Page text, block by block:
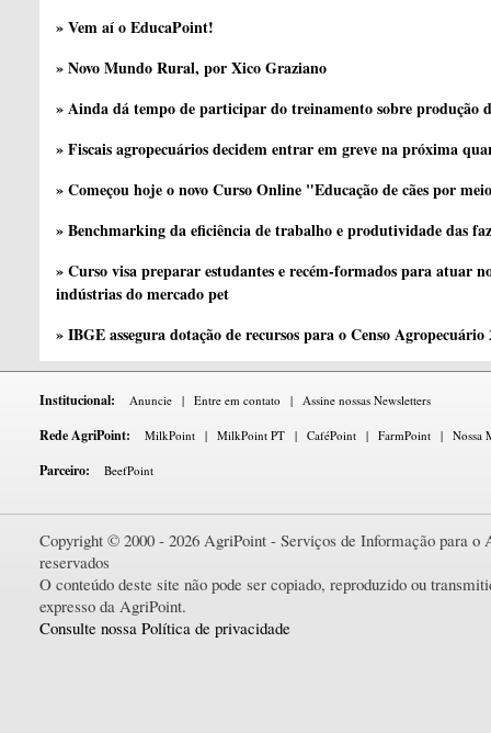
» Vem aí o EducaPoint!
» Novo Mundo Rural, por Xico Graziano
» Ainda dá tempo de participar do treinamento sobre produção
» Fiscais agropecuários decidem entrar em greve na próxima
» Começou hoje o novo Curso Online "Educação de cães por
» Benchmarking da eficiência de trabalho e produtividade das
» Curso visa preparar estudantes e recém-formados para atuar
indústrias do mercado pet
» IBGE assegura dotação de recursos para o Censo Agropecuário
Institucional: Anuncie | Entre em contato | Assine nossas Newsletters
Rede AgriPoint: MilkPoint | MilkPoint PT | CaféPoint | FarmPoint | Nossa
Parceiro: BeefPoint
Copyright © 2000 - 2026 AgriPoint - Serviços de Informação para o
reservados
O conteúdo deste site não pode ser copiado, reproduzido ou
expresso da AgriPoint.
Consulte nossa Política de privacidade